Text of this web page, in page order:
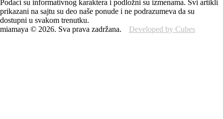
Podaci su informativnog karaktera i podložni su izmenama. Svi artikli
prikazani na sajtu su deo naše ponude i ne podrazumeva da su
dostupni u svakom trenutku.
miamaya © 2026. Sva prava zadržana. Developed by Cubes